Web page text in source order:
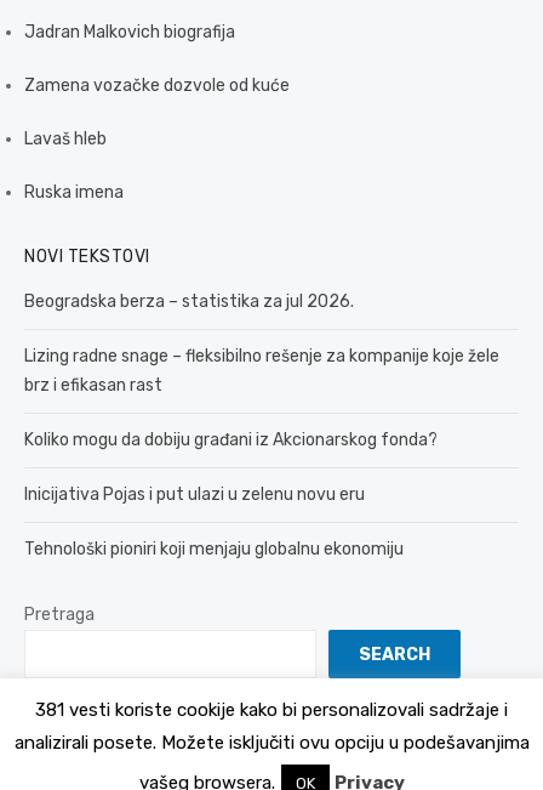
Jadran Malkovich biografija
Zamena vozačke dozvole od kuće
Lavaš hleb
Ruska imena
NOVI TEKSTOVI
Beogradska berza – statistika za jul 2026.
Lizing radne snage – fleksibilno rešenje za kompanije koje žele
brz i efikasan rast
Koliko mogu da dobiju građani iz Akcionarskog fonda?
Inicijativa Pojas i put ulazi u zelenu novu eru
Tehnološki pioniri koji menjaju globalnu ekonomiju
Pretraga
SEARCH
Politika Privatnosti
381 vesti koriste cookije kako bi personalizovali sadržaje i
analizirali posete. Možete isključiti ovu opciju u podešavanjima
vašeg browsera.
OK Privacy